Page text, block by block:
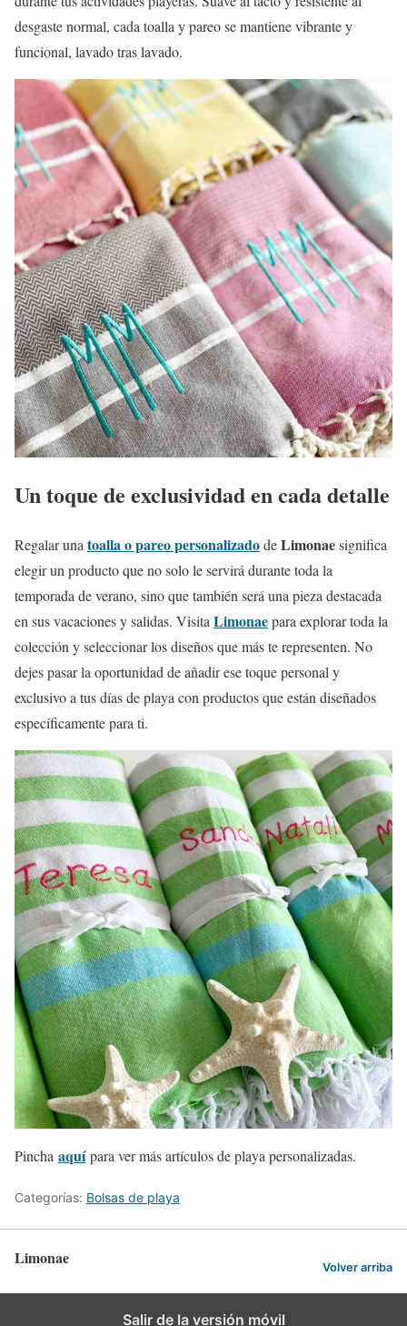
desgaste normal, cada toalla y pareo se mantiene vibrante y
funcional, lavado tras lavado.
Un toque de exclusividad en cada detalle
Regalar una toalla o pareo personalizadodeLimonaesignifica
elegir un producto que no solo le servirá durante toda la
temporada de verano, sino que también será una pieza destacada
en sus vacaciones y salidas. Visita Limonaepara explorar toda la
colección y seleccionar los diseños que más te representen. No
dejes pasar la oportunidad de añadir ese toque personal y
exclusivo a tus días de playa con productos que están diseñados
específicamente para ti.
Pincha aquípara ver más artículos de playa personalizadas.
Categorías: Bolsas de playa
Limonae Volver arriba
Salir de la versión móvil